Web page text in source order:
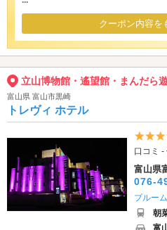
クーポン内容を
立山博物館・遙望館・まんだら
富山県 富山市黒崎
トレヴィ ホテル
口コミ -
富山県
076-
ブルー
朝
富